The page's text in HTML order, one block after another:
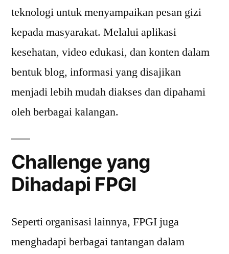
teknologi untuk menyampaikan pesan gizi
kepada masyarakat. Melalui aplikasi
kesehatan, video edukasi, dan konten dalam
bentuk blog, informasi yang disajikan
menjadi lebih mudah diakses dan dipahami
oleh berbagai kalangan.
Challenge yang
Dihadapi FPGI
Seperti organisasi lainnya, FPGI juga
menghadapi berbagai tantangan dalam